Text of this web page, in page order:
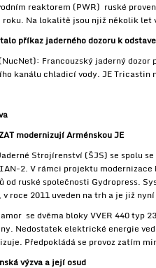
reaktorem (PWR) ruské
Na lokalitě jsou njiž několik let
příkaz jaderného dozoru k
Francouzský jaderný
kanálu chladicí vody. JE Tricastin
modernizují Arménskou JE
Strojírenství (ŠJS) se spolu
2. V rámci projektu
od ruské společnosti Gydropress.
roce 2011 uveden na trh a je již
se dvěma bloky VVER 440 typ
Nedostatek elektrické energie
Předpokládá se provoz zatím
výzva a její osud